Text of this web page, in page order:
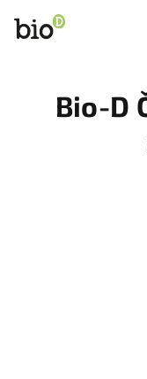
obsah
Bio-D